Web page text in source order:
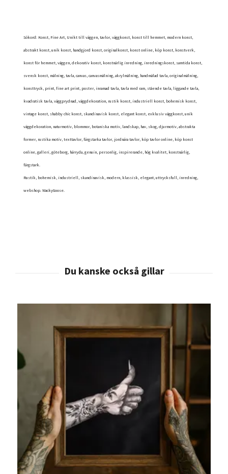
Sökord: Konst, Fine Art, Unikt till väggen, tavlor, väggkonst, konst till hemmet, modern konst,
abstrakt konst, unik konst, handgjord konst, originalkonst, konst online, köp konst, konstverk,
konst för hemmet, väggen, dekorativ konst, konstnärlig inredning, inredningskonst, samtida konst,
svensk konst, målning, tavla, canvas, canvasmålning, akrylmålning, handmålad tavla, originalmålning,
konsttryck, print, fine art print, poster, inramad tavla, tavla med ram, stående tavla, liggande tavla,
kvadratisk tavla, väggprydnad, väggdekoration, rustik konst, industriell konst, bohemisk konst,
vintage konst, shabby chic konst, skandinavisk konst, elegant konst, exklusiv väggkonst, unik
väggdekoration, naturmotiv, blommor, botaniska motiv, landskap, hav, skog, djurmotiv, abstrakta
former, rustika motiv, texttavlor, färgstarka tavlor, jordnära tavlor, köp tavlor online, köp konst
online, galleri, göteborg, härryda, genuin, personlig, inspirerande, hög kvalitet, konstnärlig,
färgstark.
Rustik, bohemisk, industriell, skandinavisk, modern, klassisk, elegant, uttrycksfull, inredning,
webshop. WackyGoose.